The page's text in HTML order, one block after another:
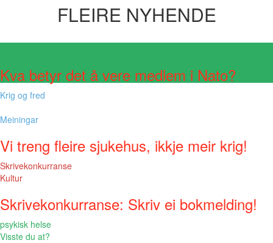
FLEIRE NYHENDE
Kva betyr det å vere medlem i Nato?
Krig og fred
Meiningar
Vi treng fleire sjukehus, ikkje meir krig!
Skrivekonkurranse
Kultur
Skrivekonkurranse: Skriv ei bokmelding!
psykisk helse
Visste du at?